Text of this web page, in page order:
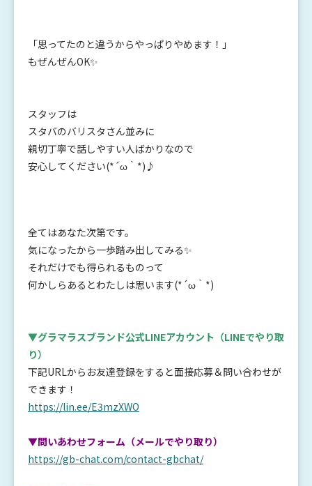
「思ってたのと違うからやっぱりやめます！」
もぜんぜんOK✨
スタッフは
スタバのバリスタさん並みに
親切丁寧で話しやすい人ばかりなので
安心してください(*´ω｀*)♪
全てはあなた次第です。
気になったから一歩踏み出してみる✨
それだけでも得られるものって
何かしらあるとわたしは思います(*´ω｀*)
▼グラマラスブランド公式LINEアカウント （LINEでやり取
り）
下記URLからお友達登録をすると面接応募＆問い合わせが
できます！
https://lin.ee/E3mzXWO
▼問いあわせフォーム（メールでやり取り）
https://gb-chat.com/contact-gbchat/